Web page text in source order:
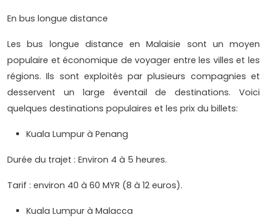
En bus longue distance
Les bus longue distance en Malaisie sont un moyen
populaire et économique de voyager entre les villes et les
régions. Ils sont exploités par plusieurs compagnies et
desservent un large éventail de destinations. Voici
quelques destinations populaires et les prix du billets:
Kuala Lumpur à Penang
Durée du trajet : Environ 4 à 5 heures.
Tarif : environ 40 à 60 MYR (8 à 12 euros).
Kuala Lumpur à Malacca